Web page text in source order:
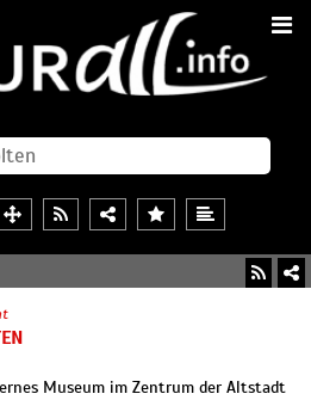
Museum im Zentrum der Altstadt